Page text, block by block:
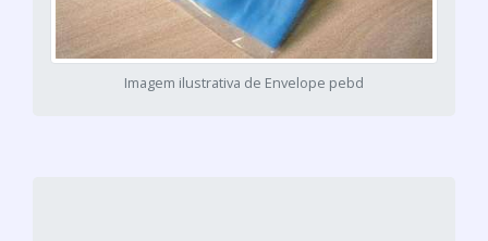
Imagem ilustrativa de Envelope pebd